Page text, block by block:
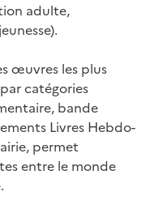
adulte,
œuvres les plus
catégories
bande
Livres Hebdo-
permet
entre le monde